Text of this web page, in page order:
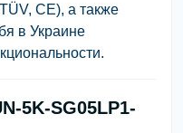
CE), а также
в Украине
5K-SG05LP1-